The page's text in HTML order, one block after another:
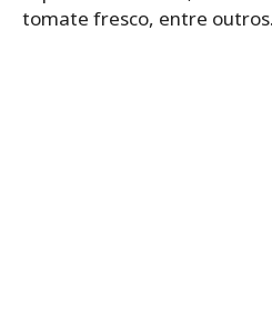
tomate fresco, entre outros.